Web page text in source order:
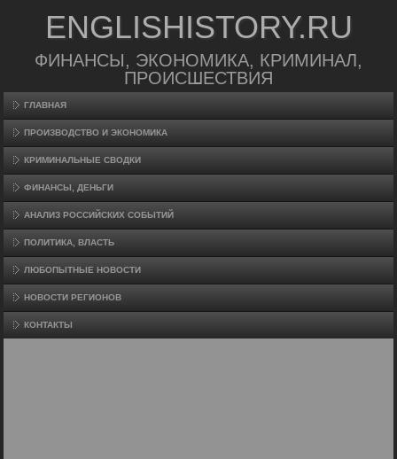
ENGLISHISTORY.RU
ФИНАНСЫ, ЭКОНОМИКА, КРИМИНАЛ,
ПРОИСШЕСТВИЯ
ГЛАВНАЯ
ПРОИЗВΟДСТВО И ЭКОНОМИКА
КРИМИНАЛЬНЫЕ СВОДКИ
ФИНАНСЫ, ДЕНЬГИ
АНАЛИЗ РОССИЙСКИХ СОБЫТИЙ
ПОЛИТИКА, ВЛАСТЬ
ЛЮБОПЫТНЫЕ НОВОСТИ
НОВОСТИ РЕГИОНОВ
КОНТАКТЫ